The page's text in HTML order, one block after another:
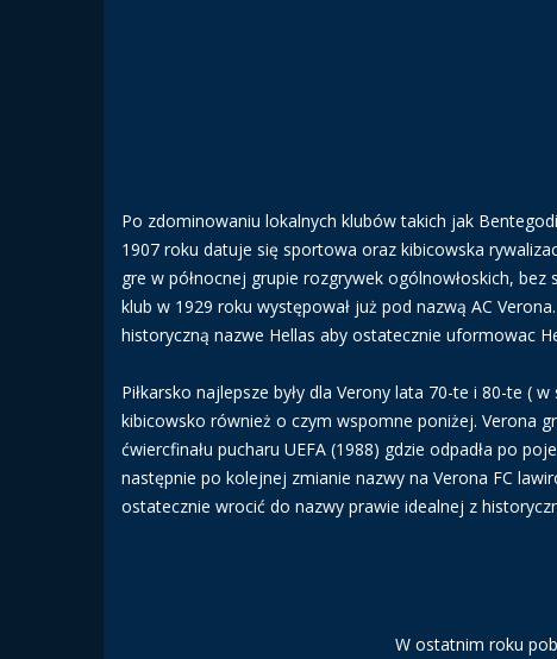
Po zdominowaniu lokalnych klubów takich jak
1907 roku datuje się sportowa oraz kibicowska
gre w północnej grupie rozgrywek ogólnowłoskich,
klub w 1929 roku występował już pod nazwą AC
historyczną nazwe Hellas aby ostatecznie uformowac
Piłkarsko najlepsze były dla Verony lata 70-te i 80-te (
kibicowsko również o czym wspomne poniżej. Verona
ćwiercfinału pucharu UEFA (1988) gdzie odpadła po
następnie po kolejnej zmianie nazwy na Verona FC
ostatecznie wrocić do nazwy prawie idealnej z
W ostatnim roku